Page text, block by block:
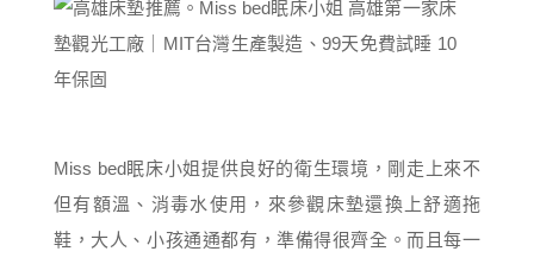
Miss bed眠床小姐提供良好的衛生環境，剛走上來不
但有額溫、消毒水使用，來參觀床墊還換上舒適拖
鞋，大人、小孩通通都有，準備得很齊全。而且每一